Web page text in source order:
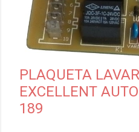
PLAQUETA
EXCELLENT
189